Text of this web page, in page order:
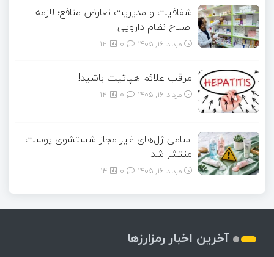
شفافیت و مدیریت تعارض منافع؛ لازمه
اصلاح نظام دارویی
مرداد ۱۶, ۱۴۰۵ 12
مراقب علائم هپاتیت باشید!
مرداد ۱۶, ۱۴۰۵ 12
اسامی ژل‌های غیر مجاز شستشوی پوست
منتشر شد
مرداد ۱۶, ۱۴۰۵ 14
آخرین اخبار رمزارزها